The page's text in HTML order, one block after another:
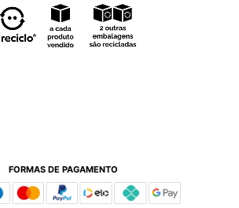
FORMAS DE PAGAMENTO